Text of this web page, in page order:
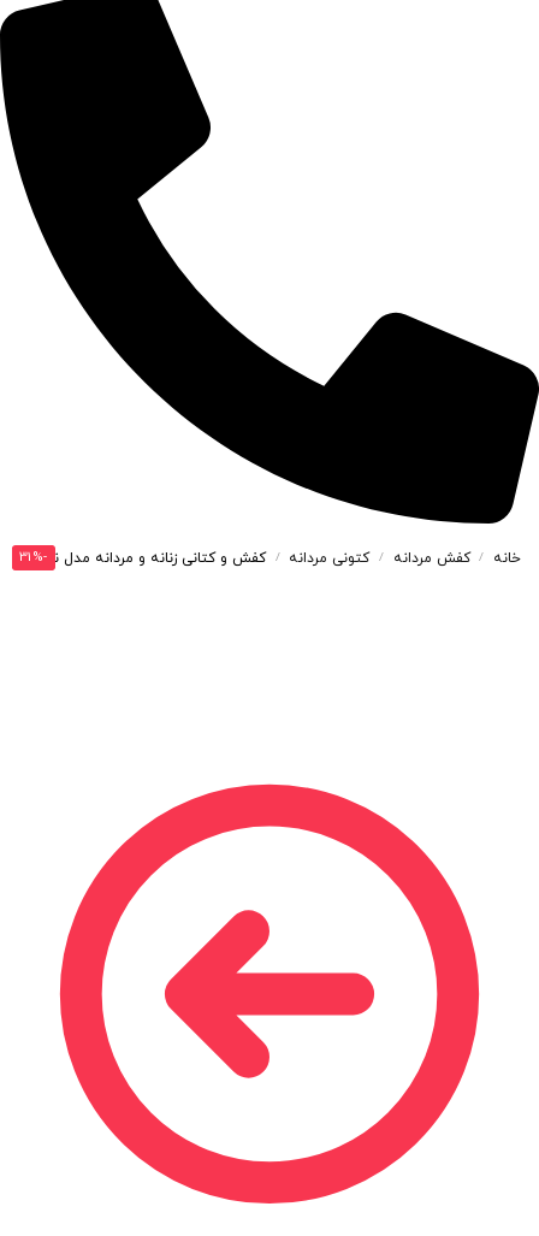
خانه / کفش مردانه / کتونی مردانه / کفش و کتانی زنانه و مردانه مدل نایک NIKE AIR FORCE رنگ سفید سبز کد 30051-31%